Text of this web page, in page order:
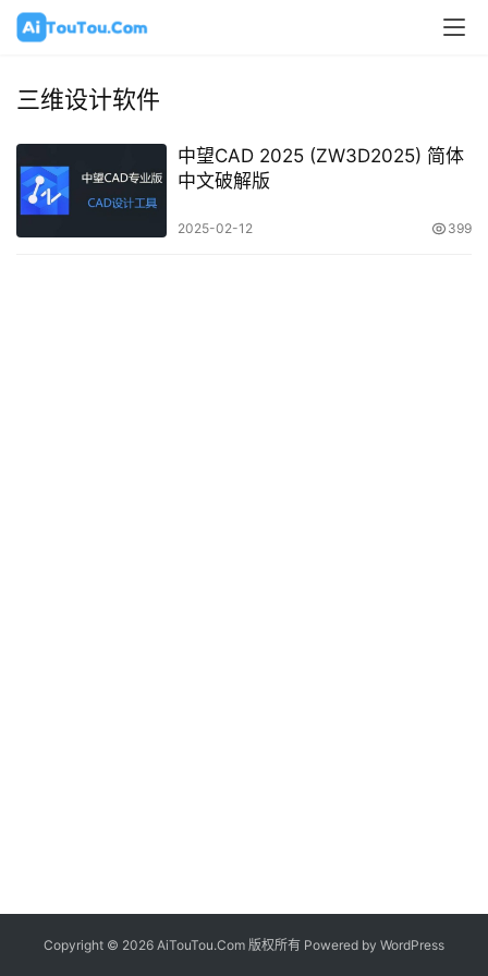
三维设计软件
中望CAD 2025 (ZW3D2025) 简体
中文破解版
2025-02-12 399
Copyright © 2026 AiTouTou.Com 版权所有 Powered by WordPress